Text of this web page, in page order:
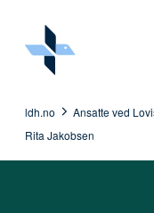
ldh.no
Ansatte ved
Rita Jakobsen